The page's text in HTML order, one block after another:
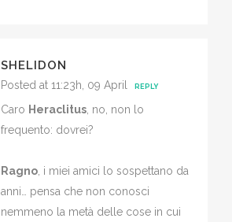
SHELIDON
Posted at 11:23h, 09 April REPLY
Caro Heraclitus , no, non lo
frequento: dovrei?
Ragno , i miei amici lo sospettano da
anni… pensa che non conosci
nemmeno la metà delle cose in cui